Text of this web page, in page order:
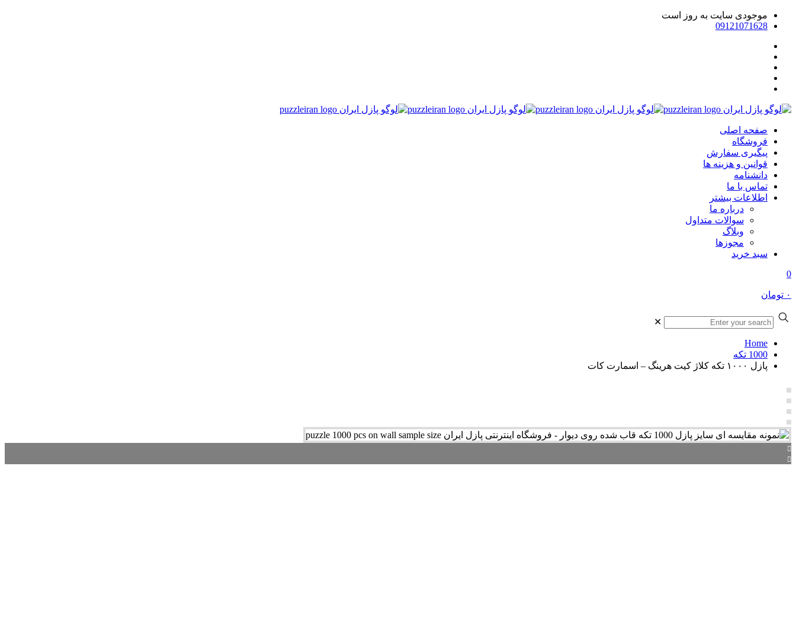
موجودی سایت به روز است
09121071628
صفحه اصلی
فروشگاه
پیگیری سفارش
قوانین و هزینه ها
دانشنامه
تماس با ما
اطلاعات بیشتر
درباره ما
سوالات متداول
وبلاگ
مجوزها
سبد خرید
0
۰ تومان
✕
Home
1000 تکه
پازل ۱۰۰۰ تکه کلاژ کیت هرینگ – اسمارت کات